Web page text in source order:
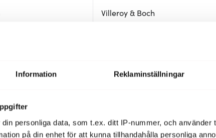
Information Reklaminställningar
din personliga data, som t.ex. ditt IP-nummer, och använder
på din enhet för att kunna tillhandahålla personliga
Villeroy & Boch